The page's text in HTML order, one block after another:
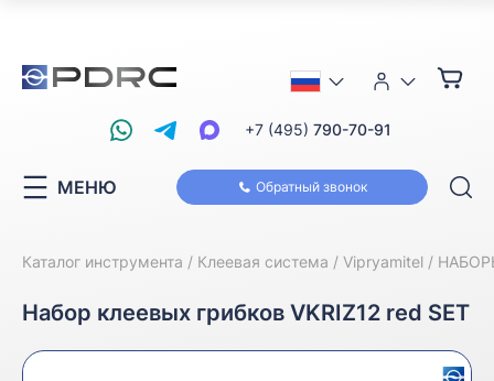
Обратный звонок
+7 (495) 790-70-91
МЕНЮ
Каталог инструмента Клеевая система Vipryamitel
Набор клеевых грибков VKRIZ12 red SET